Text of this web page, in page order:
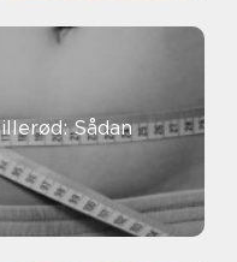
Sådan